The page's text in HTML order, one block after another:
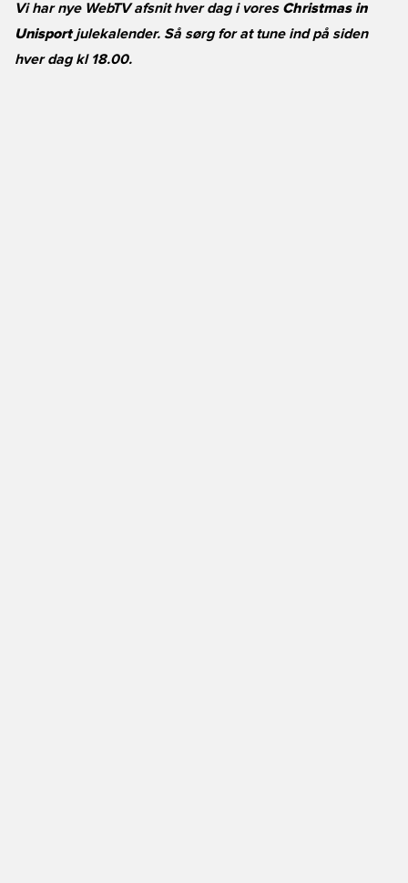
Vi har nye WebTV afsnit hver dag i vores Christmas in
Unisportjulekalender. Så sørg for at tune ind på siden
hver dag kl 18.00.